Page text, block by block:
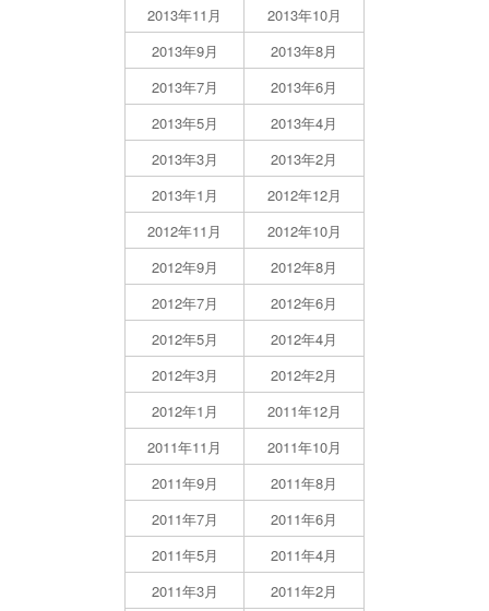
2013年11月
2013年10月
2013年9月
2013年8月
2013年7月
2013年6月
2013年5月
2013年4月
2013年3月
2013年2月
2013年1月
2012年12月
2012年11月
2012年10月
2012年9月
2012年8月
2012年7月
2012年6月
2012年5月
2012年4月
2012年3月
2012年2月
2012年1月
2011年12月
2011年11月
2011年10月
2011年9月
2011年8月
2011年7月
2011年6月
2011年5月
2011年4月
2011年3月
2011年2月